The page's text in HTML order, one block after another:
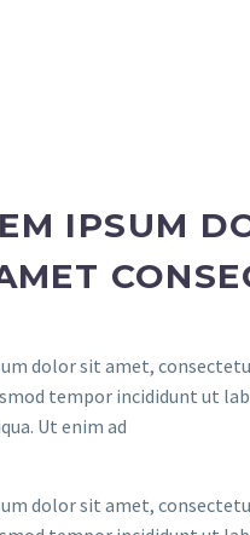
IPSUM
dolor sit amet,
tempor incididunt ut
Ut enim ad
dolor sit amet,